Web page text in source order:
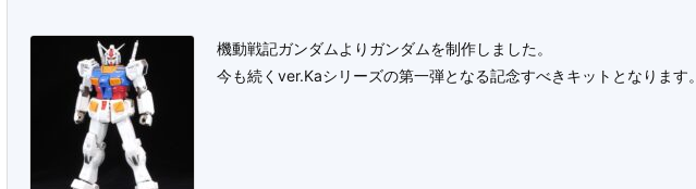
機動戦記ガンダムよりガンダムを制作しました。
今も続くver.Kaシリーズの第一弾となる記念すべきキットとなります。